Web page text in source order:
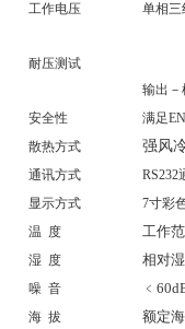
工作电压
单相三
耐压测试
输出－
安全性
满足
散热方式
强风
通讯方式
RS232
显示方式
7寸彩
温 度
工作
湿 度 相对
噪 音
海 拔 额定